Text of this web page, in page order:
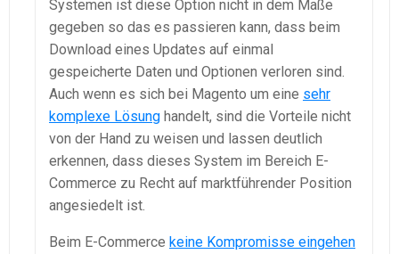
Systemen ist diese Option nicht in dem Maße
gegeben so das es passieren kann, dass beim
Download eines Updates auf einmal
gespeicherte Daten und Optionen verloren sind.
Auch wenn es sich bei Magento um eine sehr
komplexe Lösung handelt, sind die Vorteile nicht
von der Hand zu weisen und lassen deutlich
erkennen, dass dieses System im Bereich E-
Commerce zu Recht auf marktführender Position
angesiedelt ist.
Beim E-Commerce keine Kompromisse eingehen